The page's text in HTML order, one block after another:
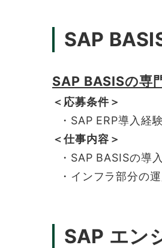
SAP
SAP BASISの専
＜応募条件＞
・SAP ERP導入経
＜仕事内容＞
・SAP BASISの導
・インフラ部分の
SAP エン